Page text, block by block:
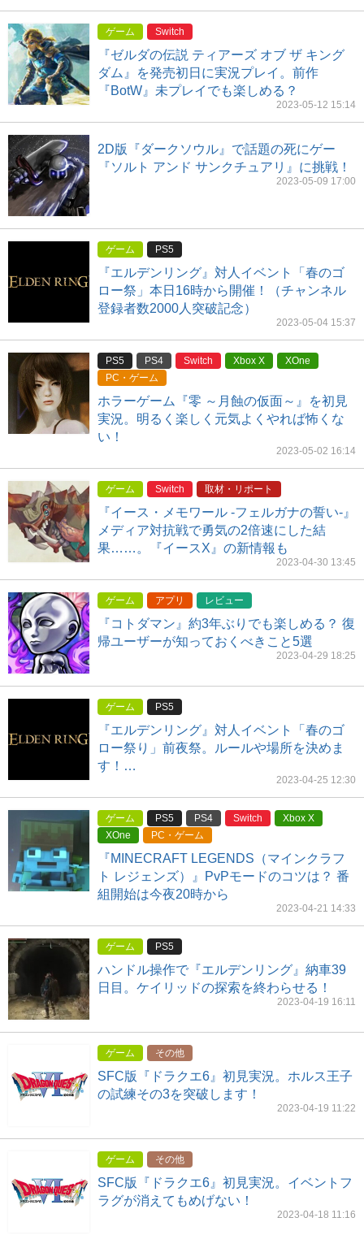
ゲーム Switch
『ゼルダの伝説 ティアーズ オブ ザ キング
ダム』を発売初日に実況プレイ。前作
『BotW』未プレイでも楽しめる？
2023-05-12 15:14
2D版『ダークソウル』で話題の死にゲー
『ソルト アンド サンクチュアリ』に挑戦！
2023-05-09 17:00
ゲーム PS5
『エルデンリング』対人イベント「春のゴ
ロー祭」本日16時から開催！（チャンネル
登録者数2000人突破記念）
2023-05-04 15:37
PS5 PS4 Switch Xbox X
XOne
PC・ゲーム
ホラーゲーム『零 ～月蝕の仮面～』を初見
実況。明るく楽しく元気よくやれば怖くな
い！
2023-05-02 16:14
ゲーム Switch 取材・リポート
『イース・メモワール -フェルガナの誓い-』
メディア対抗戦で勇気の2倍速にした結
果……。『イースX』の新情報も
2023-04-30 13:45
ゲーム アプリ レビュー
『コトダマン』約3年ぶりでも楽しめる？ 復
帰ユーザーが知っておくべきこと5選
2023-04-29 18:25
ゲーム PS5
『エルデンリング』対人イベント「春のゴ
ロー祭り」前夜祭。ルールや場所を決めま
す！…
2023-04-25 12:30
ゲーム PS5 PS4 Switch
Xbox X
XOne
PC・ゲーム
『MINECRAFT LEGENDS（マインクラフ
ト レジェンズ）』PvPモードのコツは？ 番
組開始は今夜20時から
2023-04-21 14:33
ゲーム PS5
ハンドル操作で『エルデンリング』納車39
日目。ケイリッドの探索を終わらせる！
2023-04-19 16:11
ゲーム その他
SFC版『ドラクエ6』初見実況。ホルス王子
の試練その3を突破します！
2023-04-19 11:22
ゲーム その他
SFC版『ドラクエ6』初見実況。イベントフ
ラグが消えてもめげない！
2023-04-18 11:16